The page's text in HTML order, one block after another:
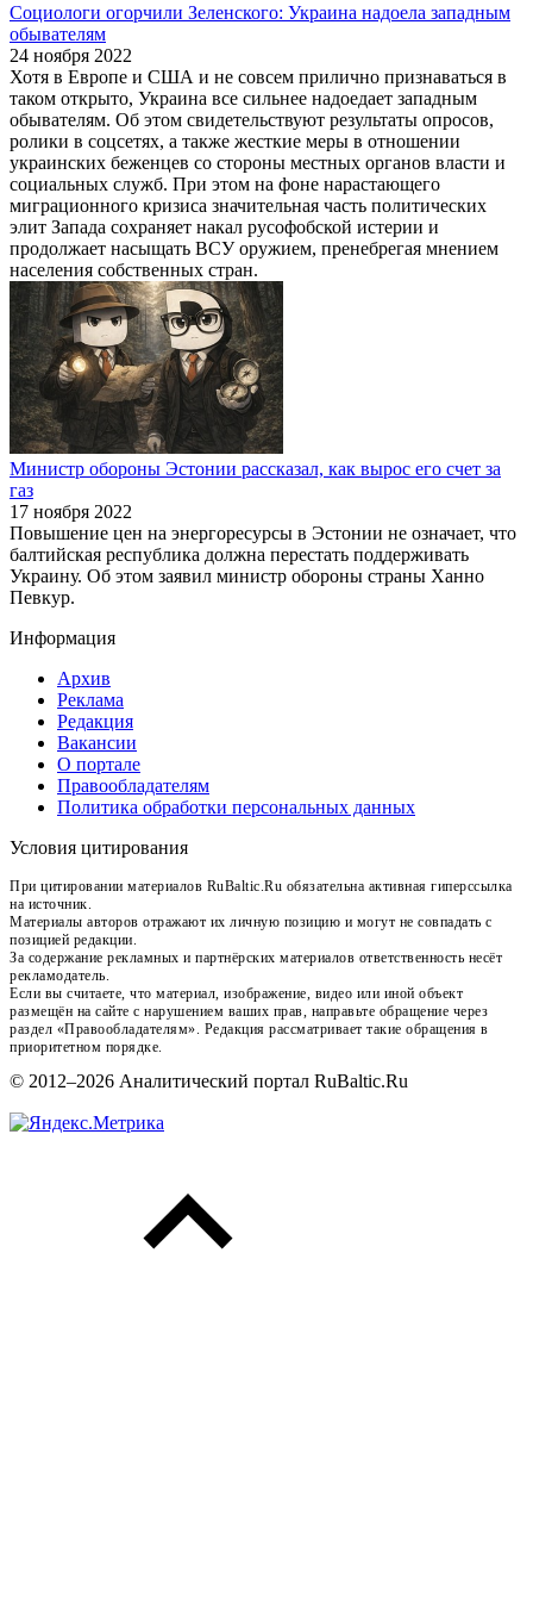
Социологи огорчили Зеленского: Украина надоела западным
обывателям
24 ноября 2022
Хотя в Европе и США и не совсем прилично признаваться в
таком открыто, Украина все сильнее надоедает западным
обывателям. Об этом свидетельствуют результаты опросов,
ролики в соцсетях, а также жесткие меры в отношении
украинских беженцев со стороны местных органов власти и
социальных служб. При этом на фоне нарастающего
миграционного кризиса значительная часть политических
элит Запада сохраняет накал русофобской истерии и
продолжает насыщать ВСУ оружием, пренебрегая мнением
населения собственных стран.
Министр обороны Эстонии рассказал, как вырос его счет за
газ
17 ноября 2022
Повышение цен на энергоресурсы в Эстонии не означает, что
балтийская республика должна перестать поддерживать
Украину. Об этом заявил министр обороны страны Ханно
Певкур.
Информация
Архив
Реклама
Редакция
Вакансии
О портале
Правообладателям
Политика обработки персональных данных
Условия цитирования
При цитировании материалов RuBaltic.Ru обязательна активная гиперссылка
на источник.
Материалы авторов отражают их личную позицию и могут не совпадать с
позицией редакции.
За содержание рекламных и партнёрских материалов ответственность несёт
рекламодатель.
Если вы считаете, что материал, изображение, видео или иной объект
размещён на сайте с нарушением ваших прав, направьте обращение через
раздел «Правообладателям». Редакция рассматривает такие обращения в
приоритетном порядке.
© 2012–2026 Аналитический портал RuBaltic.Ru